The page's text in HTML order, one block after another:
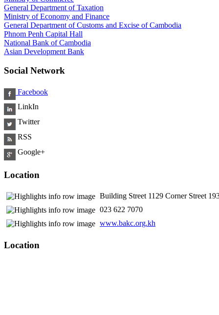
General Department of Taxation
Ministry of Economy and Finance
General Department of Customs and Excise of Cambodia
Phnom Penh Capital Hall
National Bank of Cambodia
Asian Development Bank
Social Network
Facebook
LinkIn
Twitter
RSS
Google+
Location
Building Street 1129 Corner Street
​ 023 622 7070
www.bakc.org.kh
Location